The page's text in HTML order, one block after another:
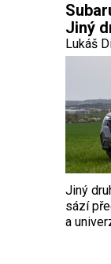
Jiný
Lukáš
Jiný
sází
a